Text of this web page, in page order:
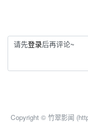
请先登录后再评论~
Copyright © 竹翠影闻